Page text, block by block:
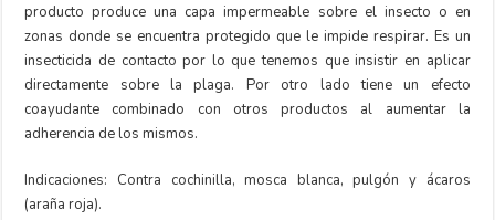
producto produce una capa impermeable sobre el insecto o en
zonas donde se encuentra protegido que le impide respirar. Es un
insecticida de contacto por lo que tenemos que insistir en aplicar
directamente sobre la plaga. Por otro lado tiene un efecto
coayudante combinado con otros productos al aumentar la
adherencia de los mismos.
Indicaciones: Contra cochinilla, mosca blanca, pulgón y ácaros
(araña roja).